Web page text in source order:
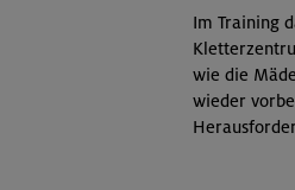
Im Training
wie die
wieder